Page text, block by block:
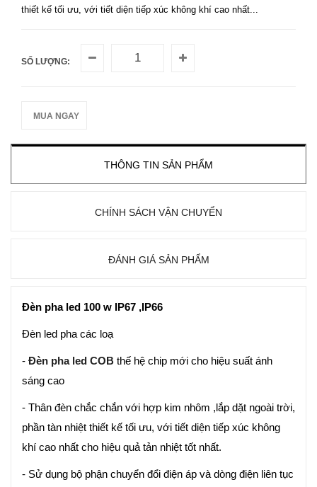
thiết kế tối ưu, với tiết diện tiếp xúc không khí cao nhất...
SỐ LƯỢNG:
MUA NGAY
THÔNG TIN SẢN PHẨM
CHÍNH SÁCH VẬN CHUYỂN
ĐÁNH GIÁ SẢN PHẨM
Đèn pha led 100 w IP67 ,IP66
Đèn led pha các loạ
- Đèn pha led COB thế hệ chip mới cho hiệu suất ánh
sáng cao
- Thân đèn chắc chắn với hợp kim nhôm ,lắp dặt ngoài trời,
phần tàn nhiệt thiết kế tối ưu, với tiết diện tiếp xúc không
khí cao nhất cho hiệu quả tản nhiệt tốt nhất.
- Sử dụng bộ phận chuyển đổi điện áp và dòng điện liên tục